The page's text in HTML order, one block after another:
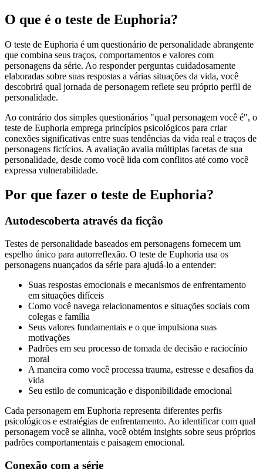
O que é o teste de Euphoria?
O teste de Euphoria é um questionário de personalidade abrangente
que combina seus traços, comportamentos e valores com
personagens da série. Ao responder perguntas cuidadosamente
elaboradas sobre suas respostas a várias situações da vida, você
descobrirá qual jornada de personagem reflete seu próprio perfil de
personalidade.
Ao contrário dos simples questionários "qual personagem você é", o
teste de Euphoria emprega princípios psicológicos para criar
conexões significativas entre suas tendências da vida real e traços de
personagens fictícios. A avaliação avalia múltiplas facetas de sua
personalidade, desde como você lida com conflitos até como você
expressa vulnerabilidade.
Por que fazer o teste de Euphoria?
Autodescoberta através da ficção
Testes de personalidade baseados em personagens fornecem um
espelho único para autorreflexão. O teste de Euphoria usa os
personagens nuançados da série para ajudá-lo a entender:
Suas respostas emocionais e mecanismos de enfrentamento
em situações difíceis
Como você navega relacionamentos e situações sociais com
colegas e família
Seus valores fundamentais e o que impulsiona suas
motivações
Padrões em seu processo de tomada de decisão e raciocínio
moral
A maneira como você processa trauma, estresse e desafios da
vida
Seu estilo de comunicação e disponibilidade emocional
Cada personagem em Euphoria representa diferentes perfis
psicológicos e estratégias de enfrentamento. Ao identificar com qual
personagem você se alinha, você obtém insights sobre seus próprios
padrões comportamentais e paisagem emocional.
Conexão com a série